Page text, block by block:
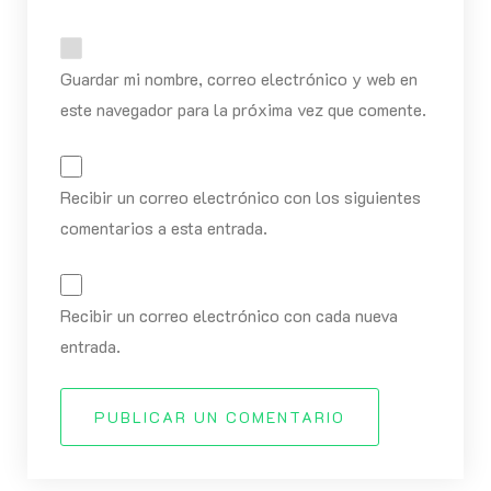
Guardar mi nombre, correo electrónico y web en
este navegador para la próxima vez que comente.
Recibir un correo electrónico con los siguientes
comentarios a esta entrada.
Recibir un correo electrónico con cada nueva
entrada.
PUBLICAR UN COMENTARIO